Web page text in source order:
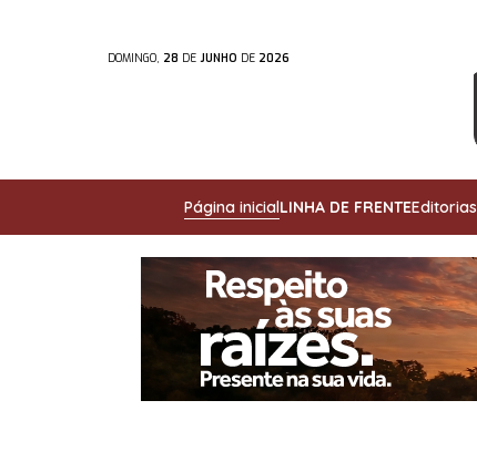
DOMINGO, 28 DE JUNHO DE 2026
Página inicialLINHA DE FRENTEEditorias